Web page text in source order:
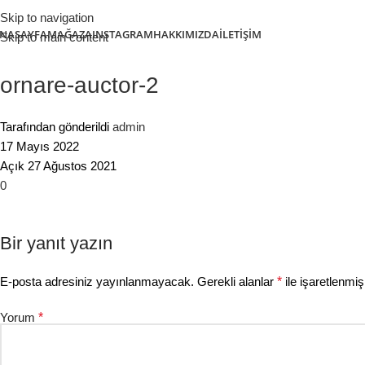
Skip to navigation
Skip to main content
MAĞAZAINSTAGRAMHAKKIMIZDAİLETIŞIM
ornare-auctor-2
Tarafından gönderildi admin
17 Mayıs 2022
Açık 27 Ağustos 2021
0
Bir yanıt yazın
E-posta adresiniz yayınlanmayacak. Gerekli alanlar * ile
Yorum *